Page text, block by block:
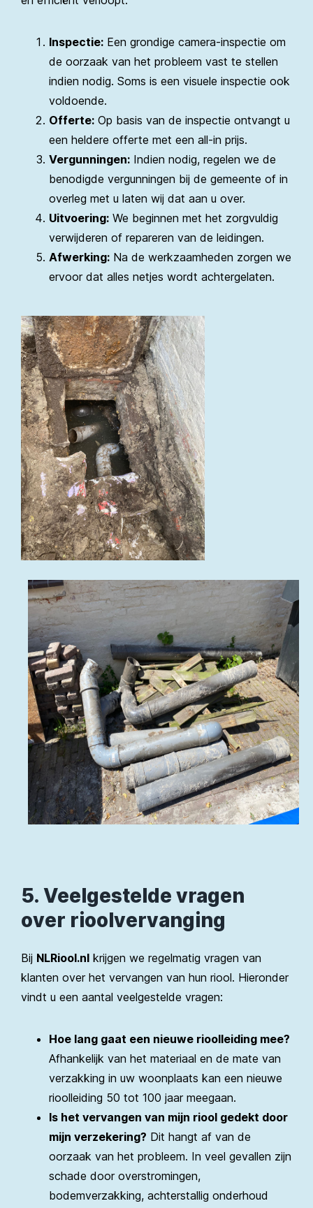
Inspectie: Een grondige camera-inspectie om
de oorzaak van het probleem vast te stellen
indien nodig. Soms is een visuele inspectie ook
voldoende.
Offerte: Op basis van de inspectie ontvangt u
een heldere offerte met een all-in prijs.
Vergunningen: Indien nodig, regelen we de
benodigde vergunningen bij de gemeente of in
overleg met u laten wij dat aan u over.
Uitvoering: We beginnen met het zorgvuldig
verwijderen of repareren van de leidingen.
Afwerking: Na de werkzaamheden zorgen we
ervoor dat alles netjes wordt achtergelaten.
5. Veelgestelde vragen
over rioolvervanging
Bij NLRiool.nl krijgen we regelmatig vragen van
klanten over het vervangen van hun riool. Hieronder
vindt u een aantal veelgestelde vragen:
Hoe lang gaat een nieuwe rioolleiding mee?
Afhankelijk van het materiaal en de mate van
verzakking in uw woonplaats kan een nieuwe
rioolleiding 50 tot 100 jaar meegaan.
Is het vervangen van mijn riool gedekt door
mijn verzekering? Dit hangt af van de
oorzaak van het probleem. In veel gevallen zijn
schade door overstromingen,
bodemverzakking, achterstallig onderhoud